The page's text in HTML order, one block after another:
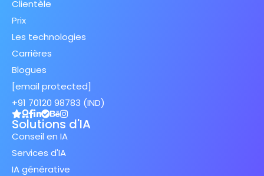
Clientèle
Prix
Les technologies
Carrières
Blogues
[email protected]
+91 70120 98783 (IND)
Solutions d'IA
Conseil en IA
Services d'IA
IA générative